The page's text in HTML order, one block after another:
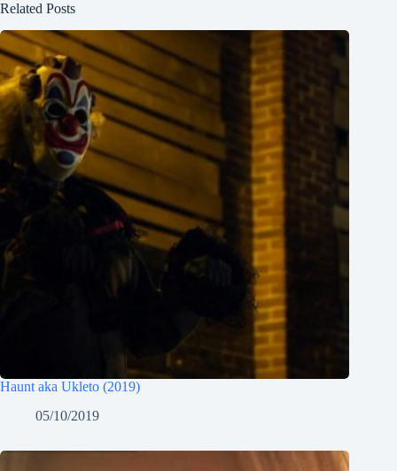
Related Posts
Haunt aka Ukleto (2019)
05/10/2019